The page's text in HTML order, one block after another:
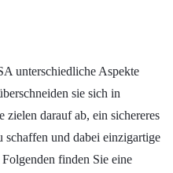
unterschiedliche Aspekte
sie sich in
zielen darauf ab, ein sichereres
schaffen und dabei einzigartige
finden Sie eine